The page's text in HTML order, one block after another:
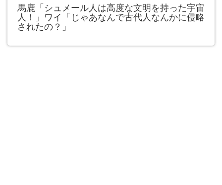
馬鹿「シュメール人は高度な文明を持った宇宙
人！」ワイ「じゃあなんで古代人なんかに侵略
されたの？」